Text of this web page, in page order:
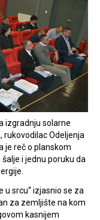
izgradnju solarne
rukovodilac Odeljenja
je reč o planskom
i jednu poruku da
u srcu“ izjasnio se za
za zemljište na kom
kasnijem